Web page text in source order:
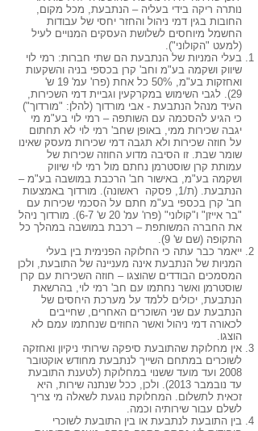
נותרה ריקה בידי בעליה – הנתבעת, מכל מקום,
החובות בגין דמי ניהול והחזר יחסי של עבודות
החשמל מיוחסים לשלושת העסקים המנויים לעיל
(למעט "הקולוני").
בעלי המניות של הנתבעת הם שתי חברות: רמי לוי
שיווק ושקמה בע"מ וחב' קרן בכספי בניה והשקעות
ואחזקות בע"מ, 50% כל אחת (פרו' עמ' 19 ש'
29). לגבי השימוש במקרקעין וגביית דמי השכירות,
העיד מנהל הנתבעת - אבי מורדוך (להלן: "מורדוך")
כי הגיע להסכמה עם השותפה – רמי לוי בע"מ מי
יגבה שכירות ממי, באופן שחב' רמי לוי לא תחתום
על חוזה שכירות ולא תגבה דמי שכירות מעסק שאינו
שומר שבת. זו הסיבה מדוע החוזה שכירות של
עמותת קרן שוסטרמן נחתם מול רמי לוי שיווק
ושקמה בע"מ, באישור חב' הרכבת במושבה בע"מ –
הנתבעת. (ת/1, פסקה ראשונה). מורדוך באמצעות
חב' קרן בכספי בע"מ חתם על הסכמי שכירות עם
"בר אייזן" ו"קולוני" (פרו' עמ' 20 ש' 6-7). מורדוך ניהל
את החברה המשותפת – רכבת במושבה במהלך כל
התקופה (שם ש' 9).
ייאמר כבר עתה כי החלוקה הפנימית בין בעלי
המניות של הנתבעת אינה מעניינה של התובעת, ולכן
המסמכים הבודדים שהוצגו – חוזה השכירות עם קרן
שוסטרמן ואשר נחתמו עם חב' רמי לוי, בהרשאת
הנתבעת, יכולים ללמד על מערכת היחסים של
הנתבעת עם שני השוכרים האחרים, שחייבים
לכאורה דמי ניהול ואשר החוזים שנחתמו עמם לא
הוצגו.
אין מחלוקת שהתובעת סיפקה שירותי ניקיון ואחזקה
לשוכרים במתחם השייך לנתבעת מחודש אוקטובר
2008 ועד מועד ששנוי במחלוקת (לטענת התובעת
עד נובמבר 2013). ולכן, ככל שנתנה שירות, היא
זכאית לתשלום. המחלוקת נוגעת לשאלה מי צריך
לשלם עבור שירותיה וכמה.
בין התובעת לנתבעת או בין התובעת לשוכרי